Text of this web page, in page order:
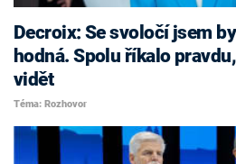
Decroix: Se svoločí jsem
hodná. Spolu říkalo
vidět
Téma: Rozhovor